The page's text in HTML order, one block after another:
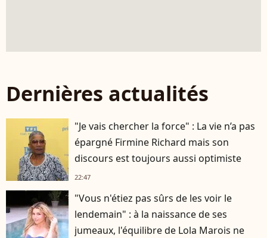
Dernières actualités
"Je vais chercher la force" : La vie n’a pas
épargné Firmine Richard mais son
discours est toujours aussi optimiste
22:47
"Vous n'étiez pas sûrs de les voir le
lendemain" : à la naissance de ses
jumeaux, l'équilibre de Lola Marois ne